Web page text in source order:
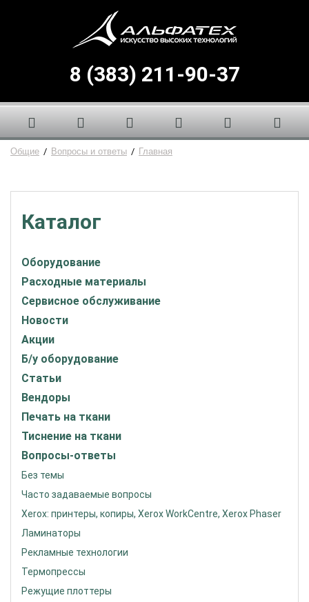
8 (383) 211-90-37
Общие / Вопросы и ответы / Главная
Каталог
Оборудование
Расходные материалы
Сервисное обслуживание
Новости
Акции
Б/у оборудование
Статьи
Вендоры
Печать на ткани
Тиснение на ткани
Вопросы-ответы
Без темы
Часто задаваемые вопросы
Xerox: принтеры, копиры, Xerox WorkCentre, Xerox Phaser
Ламинаторы
Рекламные технологии
Термопрессы
Режущие плоттеры